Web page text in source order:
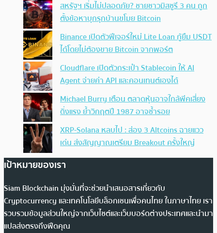
สหรัฐฯ เริ่มไม่ปลอดภัย? ชายชาวมิสซูรี 3 คน ถูก
ตั้งข้อหาบุกรุกบ้านขโมย Bitcoin
Binance เปิดตัวฟีเจอร์ใหม่ Lite Loan กู้ยืม USDT
ได้โดยไม่ต้องขาย Bitcoin จากพอร์ต
Cloudflare เปิดตัวกระเป๋า Stablecoin ให้ AI
Agent จ่ายค่า API และคอนเทนต์เองได้
Michael Burry เตือน ตลาดหุ้นอาจใกล้พีคเสี่ยง
ดิ่งแรง ย้ำวิกฤตปี 1987 อาจซ้ำรอย
XRP-Solana หลบไป : ส่อง 3 Altcoins ฉายแวว
เด่น ส่งสัญญาณเตรียม Breakout ครั้งใหญ่
เป้าหมายของเรา
Siam Blockchain มุ่งมั่นที่จะช่วยนำเสนอสารเกี่ยวกับ
Cryptocurrency และเทคโนโลยีบล็อกเชนเพื่อคนไทย ในภาษาไทย เรา
รวบรวมข้อมูลส่วนใหญ่จากเว็บไซต์และเว็บบอร์ดต่างประเทศและนำมา
แปลส่งตรงถึงฟีดคุณ